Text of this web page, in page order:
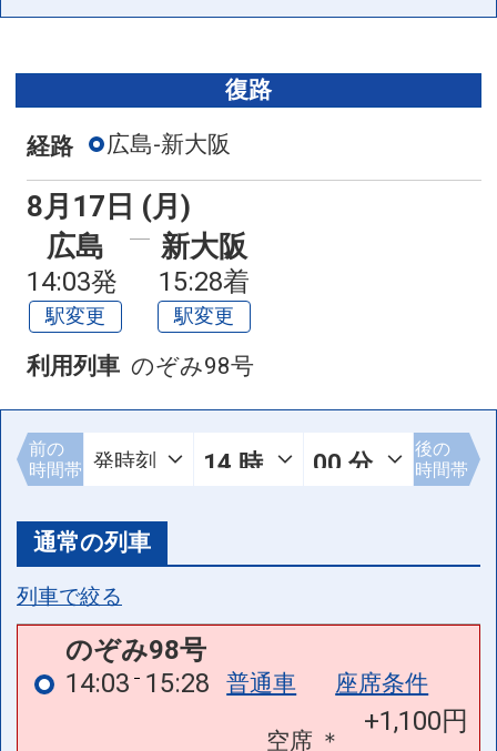
+0円
こだま947号
10:37 13:07
こだま949号
11:37
14:07 普通車
空席 ＊
復路
経路 広島-新大阪
8月17日 (月)
広島
14:03発
駅変更
新大阪
15:28着
駅変更
利用列車 のぞみ98号
前の
時間帯
後の
時間帯
通常の列車
列車で絞る
のぞみ98号
14:03 15:28 普通車 座席条件
空席 ＊
+1,100円